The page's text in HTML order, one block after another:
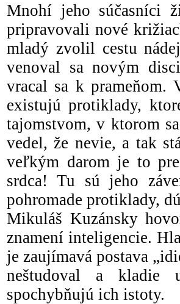
Mnohí jeho súčasníci
pripravovali nové
mladý zvolil cestu
venoval sa novým
vracal sa k
existujú protiklady,
tajomstvom, v ktorom
vedel, že nevie, a tak
veľkým darom je to
srdca! Tu sú jeho
pohromade protiklady,
Mikuláš Kuzánsky
znamení inteligencie.
je zaujímavá postava
neštudoval a kladie
spochybňujú ich istoty.